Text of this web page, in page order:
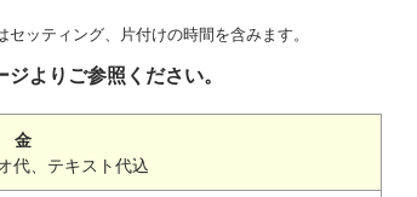
ッティング、片付けの時間を含みます。
よりご参照ください。
金
代、テキスト代込